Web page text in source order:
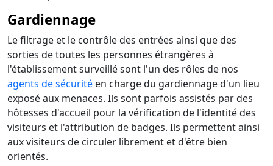
Gardiennage
Le filtrage et le contrôle des entrées ainsi que des
sorties de toutes les personnes étrangères à
l'établissement surveillé sont l'un des rôles de nos
agents de sécurité en charge du gardiennage d'un lieu
exposé aux menaces. Ils sont parfois assistés par des
hôtesses d'accueil pour la vérification de l'identité des
visiteurs et l'attribution de badges. Ils permettent ainsi
aux visiteurs de circuler librement et d'être bien
orientés.